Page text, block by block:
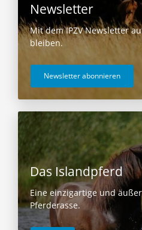
Newsletter
Mit dem IPZV Newsletter
bleiben.
Newsletter abonnieren
Das Islandpferd
Eine einzigartige und
Pferderasse.